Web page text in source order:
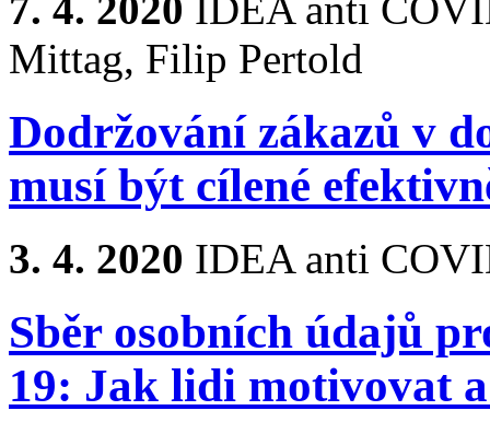
7. 4. 2020 IDEA anti
Mittag, Filip Pertold
Dodržování zákazů v
musí být cílené
3. 4. 2020 IDEA anti
Sběr osobních údajů
19: Jak lidi motivovat